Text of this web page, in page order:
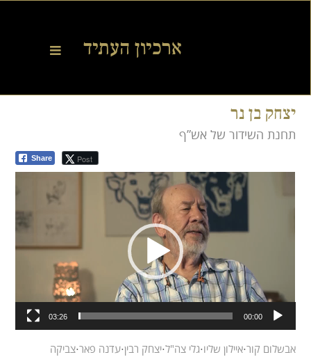
יצחק בן נר
תחנת השידור של אש”ף
Share Post
Player
00:00
03:26
אבשלום קור⋅איילון שליו⋅גלי צה"ל⋅יצחק רבין⋅עדנה פאר⋅צביקה